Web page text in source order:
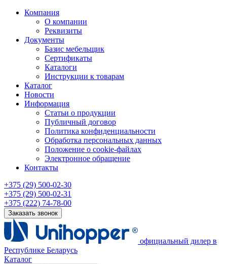
Компания
О компании
Реквизиты
Документы
Базис мебельщик
Сертификаты
Каталоги
Инструкции к товарам
Каталог
Новости
Информация
Статьи о продукции
Публичный договор
Политика конфиденциальности
Обработка персональных данных
Положение о cookie-файлах
Электронное обращение
Контакты
+375 (29) 500-02-30
+375 (29) 500-02-31
+375 (222) 74-78-00
Заказать звонок
официальный дилер в
Республике Беларусь
Каталог